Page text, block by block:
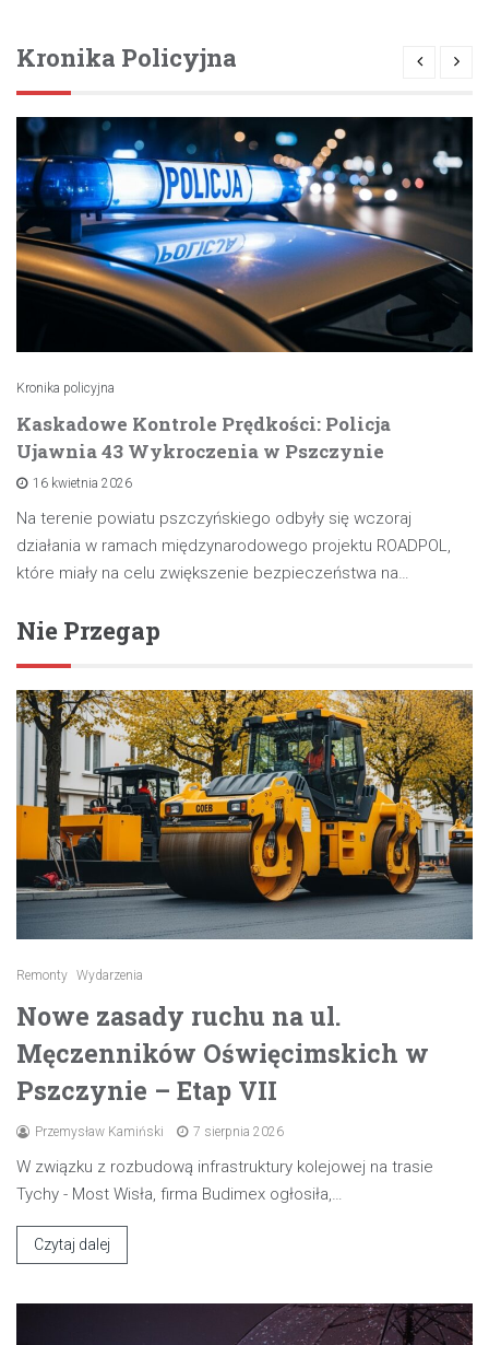
Kronika Policyjna
Kronika policyjna
Kaskadowe Kontrole Prędkości: Policja
Ujawnia 43 Wykroczenia w Pszczynie
16 kwietnia 2026
Na terenie powiatu pszczyńskiego odbyły się wczoraj
działania w ramach międzynarodowego projektu ROADPOL,
które miały na celu zwiększenie bezpieczeństwa na…
Nie Przegap
Remonty Wydarzenia
Nowe zasady ruchu na ul.
Męczenników Oświęcimskich w
Pszczynie – Etap VII
Przemysław Kamiński 7 sierpnia 2026
W związku z rozbudową infrastruktury kolejowej na trasie
Tychy - Most Wisła, firma Budimex ogłosiła,…
Czytaj dalej